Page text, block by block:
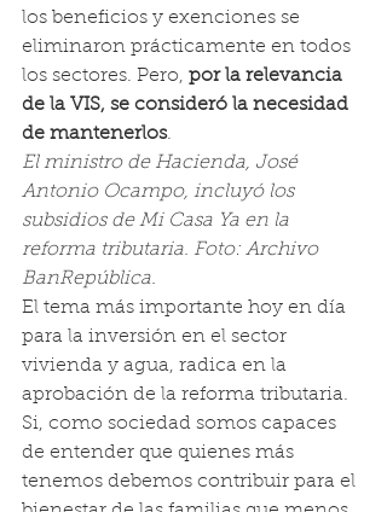
los beneficios y exenciones se
eliminaron prácticamente en todos
los sectores. Pero, por la relevancia
de la VIS, se consideró la necesidad
de mantenerlos.
El ministro de Hacienda, José
Antonio Ocampo, incluyó los
subsidios de Mi Casa Ya en la
reforma tributaria. Foto: Archivo
BanRepública.
El tema más importante hoy en día
para la inversión en el sector
vivienda y agua, radica en la
aprobación de la reforma tributaria.
Si, como sociedad somos capaces
de entender que quienes más
tenemos debemos contribuir para el